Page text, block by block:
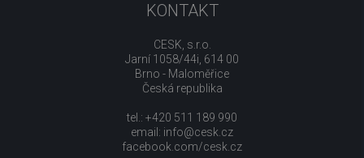
KONTAKT
CESK, s.r.o.
Jarní 1058/44i, 614 00
Brno - Maloměřice
Česká republika
tel.: +420 511 189 990
email: info@cesk.cz
facebook.com/cesk.cz